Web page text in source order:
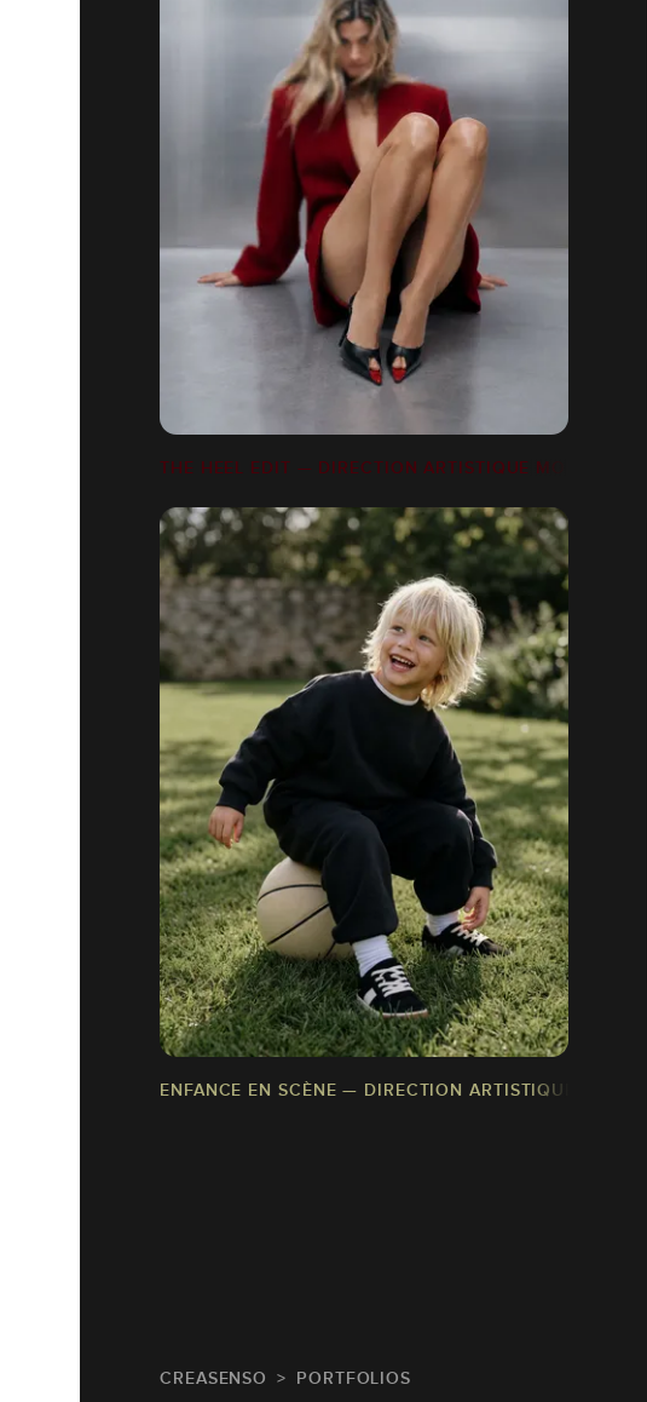
THE HEEL EDIT — DIRECTION ARTISTIQUE MODE IA
ENFANCE EN SCÈNE — DIRECTION ARTISTIQUE IA
CREASENSO PORTFOLIOS